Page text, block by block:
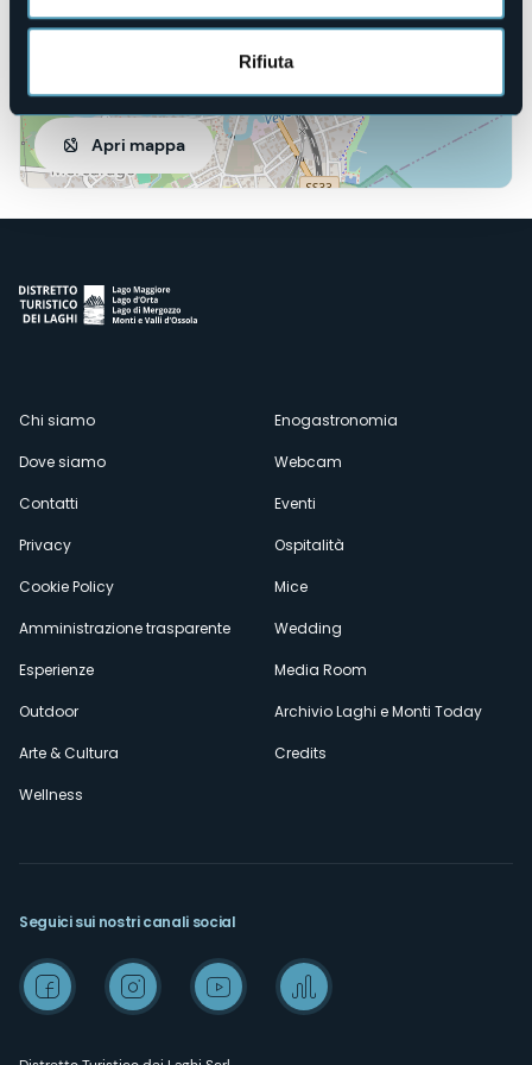
Rifiuta
Apri mappa
Menù
secondario
Chi siamo
Dove siamo
Contatti
Privacy
Cookie Policy
Amministrazione trasparente
Esperienze
Outdoor
Arte & Cultura
Wellness
Enogastronomia
Webcam
Eventi
Ospitalità
Mice
Wedding
Media Room
Archivio Laghi e Monti Today
Credits
Seguici sui nostri canali social